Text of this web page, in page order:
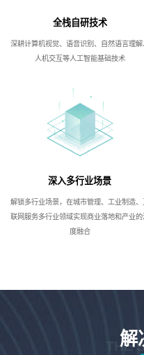
全栈自研技术
深耕计算机视觉、语音识别、自然语言理解
人机交互等人工智能基础技术
深入多行业场景
解锁多行业场景，在城市管理、工业制造、
联网服务多行业领域实现商业落地和产业的
度融合
解
THE